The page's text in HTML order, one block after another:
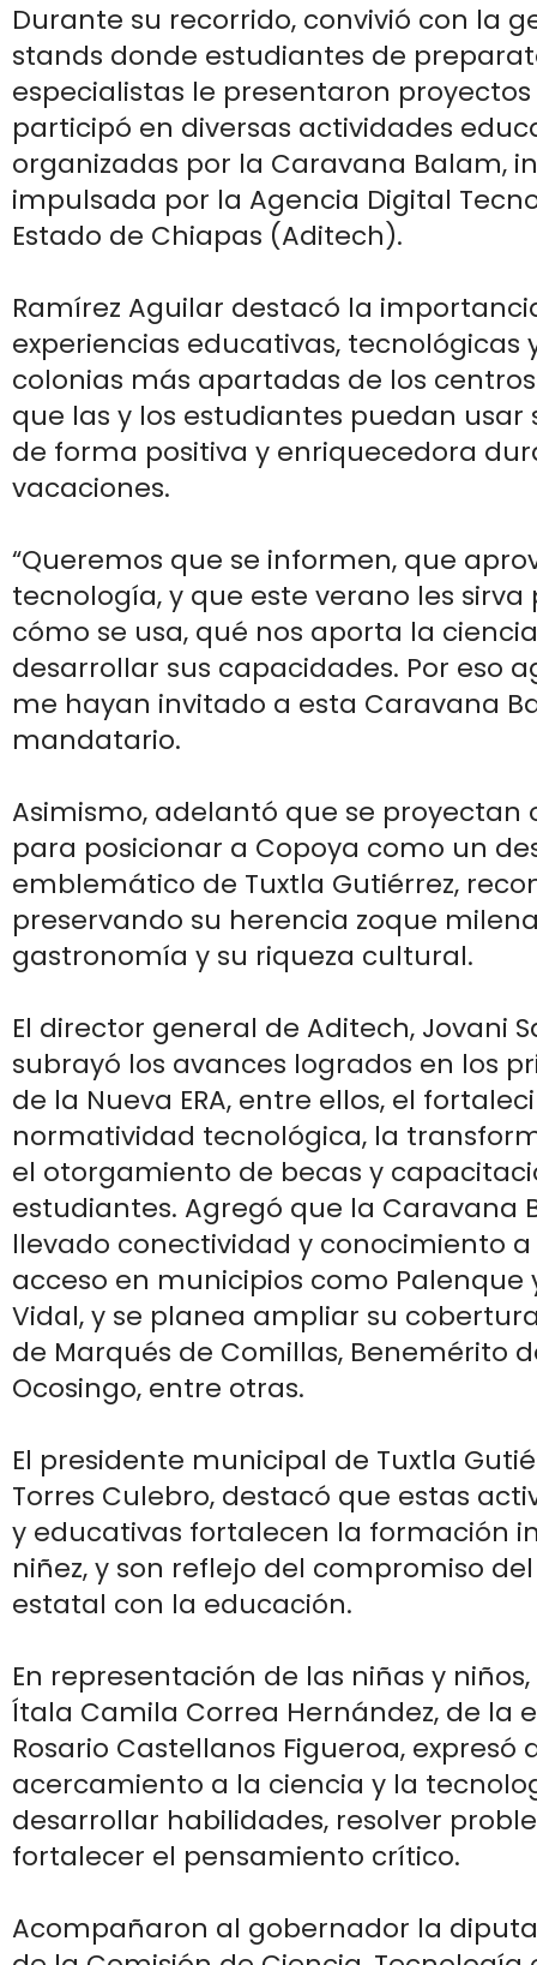
Durante su recorrido, convivió con la
stands donde estudiantes de
especialistas le presentaron
participó en diversas actividades
organizadas por la Caravana Balam,
impulsada por la Agencia Digital
Estado de Chiapas (Aditech).
Ramírez Aguilar destacó la
experiencias educativas, tecnológicas
colonias más apartadas de los
que las y los estudiantes puedan usar
de forma positiva y enriquecedora
vacaciones.
“Queremos que se informen, que
tecnología, y que este verano les
cómo se usa, qué nos aporta la
desarrollar sus capacidades. Por eso
me hayan invitado a esta Caravana
mandatario.
Asimismo, adelantó que se proyectan
para posicionar a Copoya como un
emblemático de Tuxtla Gutiérrez,
preservando su herencia zoque
gastronomía y su riqueza cultural.
El director general de Aditech, Jovani
subrayó los avances logrados en los
de la Nueva ERA, entre ellos, el
normatividad tecnológica, la
el otorgamiento de becas y
estudiantes. Agregó que la Caravana
llevado conectividad y conocimiento
acceso en municipios como Palenque
Vidal, y se planea ampliar su
de Marqués de Comillas, Benemérito
Ocosingo, entre otras.
El presidente municipal de Tuxtla
Torres Culebro, destacó que estas
y educativas fortalecen la formación
niñez, y son reflejo del compromiso
estatal con la educación.
En representación de las niñas y
Ítala Camila Correa Hernández, de la
Rosario Castellanos Figueroa, expresó
acercamiento a la ciencia y la
desarrollar habilidades, resolver
fortalecer el pensamiento crítico.
Acompañaron al gobernador la